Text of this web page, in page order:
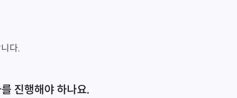
다.
진행해야 하나요.